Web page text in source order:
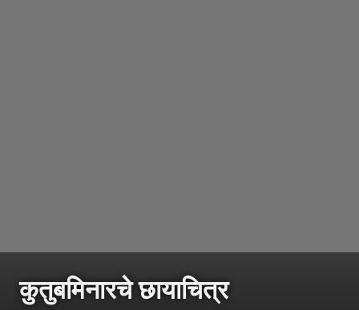
कुतुबमिनारचे छायाचित्र